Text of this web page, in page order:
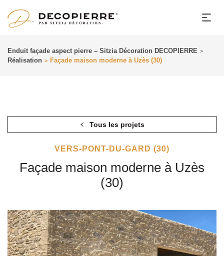
Enduit façade aspect pierre – Sitzia Décoration DECOPIERRE >
Réalisation > Façade maison moderne à Uzès (30)
Tous les projets
Façade maison moderne à Uzès
(30)
VERS-PONT-DU-GARD (30)